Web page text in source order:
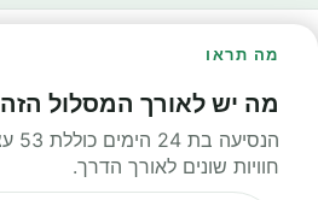
מה תראו
מה יש לאורך המסלול הזה
חוויות שונים לאורך הדרך.